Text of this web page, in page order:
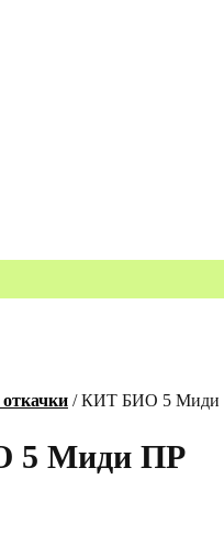
откачки / КИТ БИО 5 Миди
5 Миди ПР